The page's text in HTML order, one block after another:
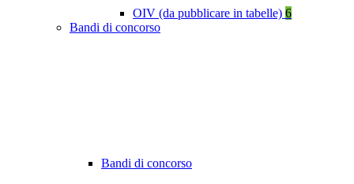
OIV (da pubblicare in tabelle) 6
Bandi di concorso
Bandi di concorso